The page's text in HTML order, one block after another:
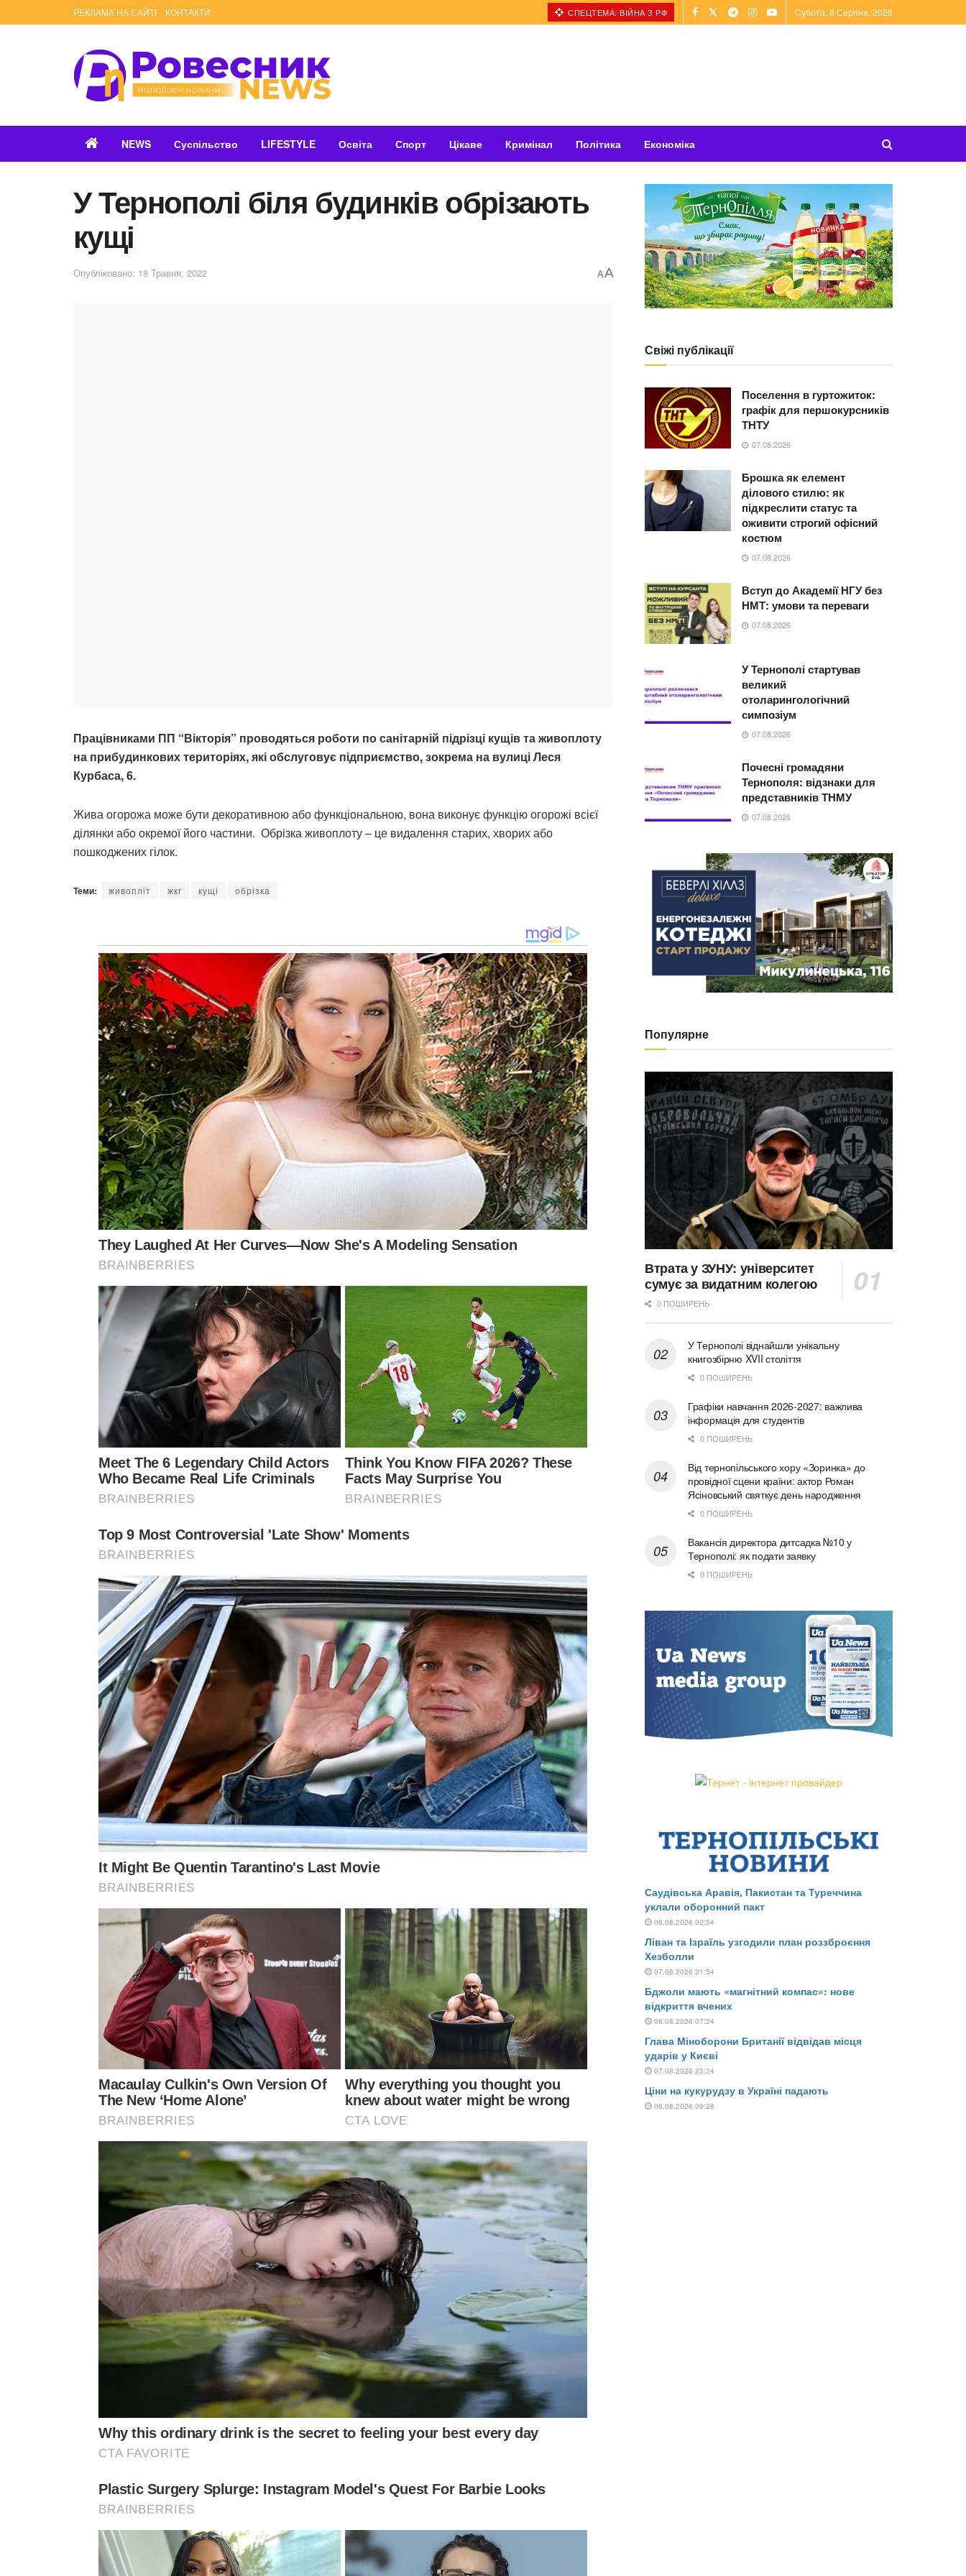
РЕКЛАМА НА САЙТІ КОНТАКТИ СПЕЦТЕМА: ВІЙНА З РФ Субота, 8 Серпня, 2026
NEWS Суспільство LIFESTYLE Освіта Спорт Цікаве Кримінал Політика Економіка
У Тернополі біля будинків обрізають
кущі
Опубліковано: 18 Травня, 2022 AA
Працівниками ПП “Вікторія” проводяться роботи по санітарній підрізці кущів та живоплоту
на прибудинкових територіях, які обслуговує підприємство, зокрема на вулиці Леся
Курбаса, 6.
Жива огорожа може бути декоративною або функціональною, вона виконує функцію огорожі всієї
ділянки або окремої його частини. Обрізка живоплоту – це видалення старих, хворих або
пошкоджених гілок.
Теми: живопліт жкг кущі обрізка
Свіжі публікації
Поселення в гуртожиток:
графік для першокурсників
ТНТУ
07.08.2026
Брошка як елемент
ділового стилю: як
підкреслити статус та
оживити строгий офісний
костюм
07.08.2026
Вступ до Академії НГУ без
НМТ: умови та переваги
07.08.2026
У Тернополі стартував
великий
отоларингологічний
симпозіум
07.08.2026
Почесні громадяни
Тернополя: відзнаки для
представників ТНМУ
07.08.2026
Популярне
Втрата у ЗУНУ: університет
сумує за видатним колегою
0 ПОШИРЕНЬ
У Тернополі віднайшли унікальну
книгозбірню XVII століття
0 ПОШИРЕНЬ
Графіки навчання 2026-2027: важлива
інформація для студентів
0 ПОШИРЕНЬ
Від тернопільського хору «Зоринка» до
провідної сцени країни: актор Роман
Ясіновський святкує день народження
0 ПОШИРЕНЬ
Вакансія директора дитсадка №10 у
Тернополі: як подати заявку
0 ПОШИРЕНЬ